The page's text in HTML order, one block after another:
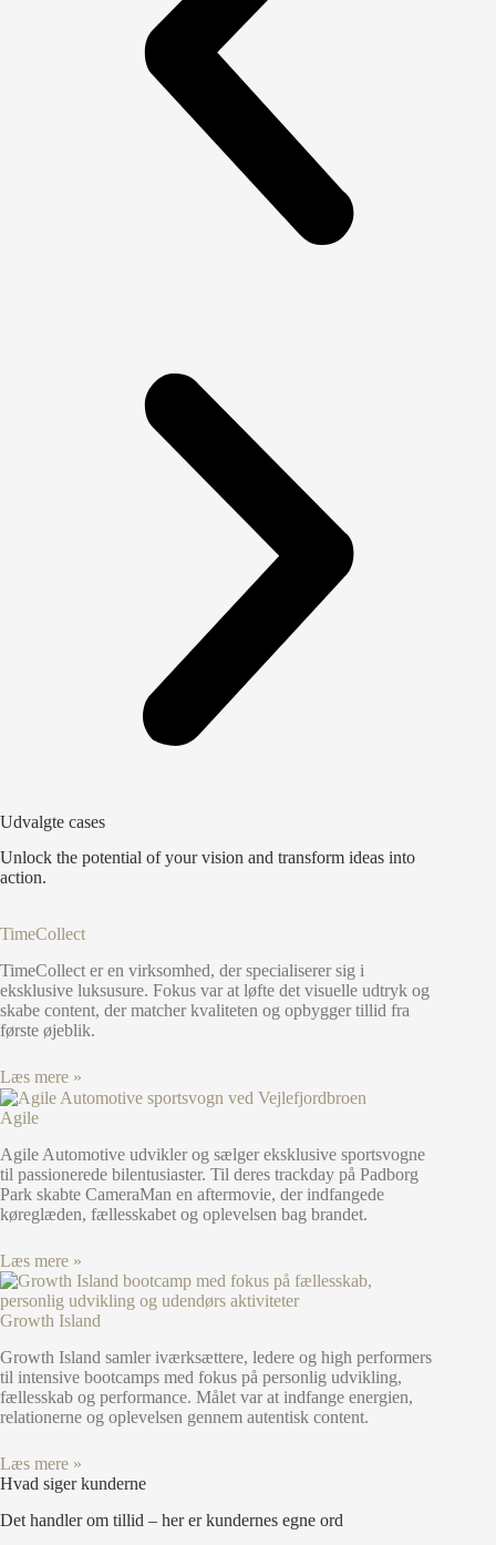
Udvalgte cases
Unlock the potential of your vision and transform ideas into
action.
TimeCollect
TimeCollect er en virksomhed, der specialiserer sig i
eksklusive luksusure. Fokus var at løfte det visuelle udtryk og
skabe content, der matcher kvaliteten og opbygger tillid fra
første øjeblik.
Læs mere »
Agile
Agile Automotive udvikler og sælger eksklusive sportsvogne
til passionerede bilentusiaster. Til deres trackday på Padborg
Park skabte CameraMan en aftermovie, der indfangede
køreglæden, fællesskabet og oplevelsen bag brandet.
Læs mere »
Growth Island
Growth Island samler iværksættere, ledere og high performers
til intensive bootcamps med fokus på personlig udvikling,
fællesskab og performance. Målet var at indfange energien,
relationerne og oplevelsen gennem autentisk content.
Læs mere »
Hvad siger kunderne
Det handler om tillid – her er kundernes egne ord